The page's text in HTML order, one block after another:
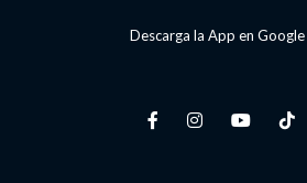
Descarga la App en